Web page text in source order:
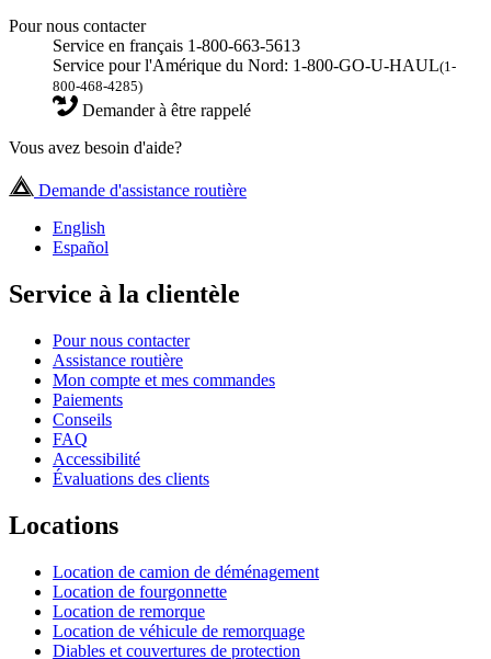
Pour nous contacter
Service en français 1-800-663-5613
Service pour l'Amérique du Nord: 1-800-GO-U-HAUL(1-
800-468-4285)
Demander à être rappelé
Vous avez besoin d'aide?
Demande d'assistance routière
English
Español
Service à la clientèle
Pour nous contacter
Assistance routière
Mon compte et mes commandes
Paiements
Conseils
FAQ
Accessibilité
Évaluations des clients
Locations
Location de camion de déménagement
Location de fourgonnette
Location de remorque
Location de véhicule de remorquage
Diables et couvertures de protection